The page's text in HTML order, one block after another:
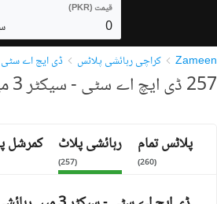
قیمت (PKR)
0
Zameen کراچی رہائشی پلاٹس ڈی ایچ اے
257 ڈی ایچ اے سٹی - سیکٹر 3 میں رہائشی پلاٹس برائے فروخت
پلاٹس تمام
(
260
)
رہائشی پلاٹ
(
257
)
کمرشل